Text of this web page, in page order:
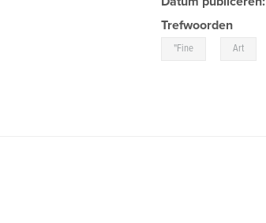
Trefwoorden
"Fine Art